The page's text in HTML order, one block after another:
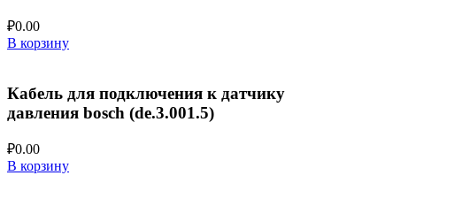
₽0.00
В корзину
Кабель для подключения к датчику
давления bosch (de.3.001.5)
₽0.00
В корзину